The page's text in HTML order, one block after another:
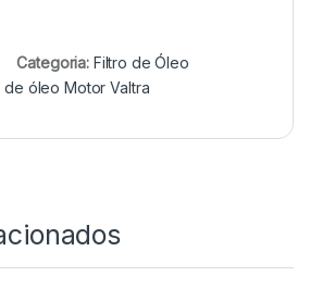
Categoria: Filtro de Óleo
de óleo Motor Valtra